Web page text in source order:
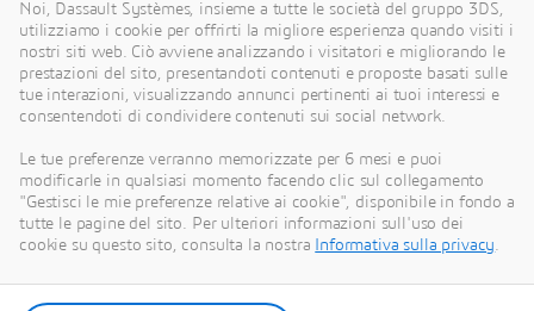
Dassault Systèmes offre Industry Solution Experiences
per l'industria Business Services basate sulla piattaforma
3DEXPERIENCE®per consentire alle aziende che si
occupano trasporto marittimo di affrontare le loro sfide.
A data-driven solution for boosting
customer engagement and loyalty
SOLUZIONE
Noi, Dassault Systèmes, insieme a tutte le società del gruppo 3DS,
utilizziamo i cookie per offrirti la migliore esperienza quando visiti i
nostri siti web. Ciò avviene analizzando i visitatori e migliorando le
prestazioni del sito, presentandoti contenuti e proposte basati sulle
tue interazioni, visualizzando annunci pertinenti ai tuoi interessi e
consentendoti di condividere contenuti sui social network.
Le tue preferenze verranno memorizzate per 6 mesi e puoi
modificarle in qualsiasi momento facendo clic sul collegamento
"Gestisci le mie preferenze relative ai cookie", disponibile in fondo a
tutte le pagine del sito. Per ulteriori informazioni sull'uso dei
cookie su questo sito, consulta la nostra
Informativa sulla privacy.